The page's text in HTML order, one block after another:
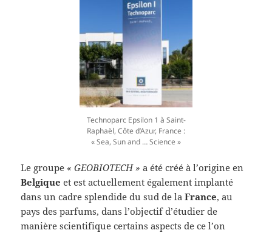
Technoparc Epsilon 1 à Saint-
Raphaël, Côte d’Azur, France :
« Sea, Sun and … Science »
Le groupe « GEOBIOTECH » a été créé à l’origine en
Belgique et est actuellement également implanté
dans un cadre splendide du sud de laFrance, au
pays des parfums, dans l’objectif d’étudier de
manière scientifique certains aspects de ce l’on